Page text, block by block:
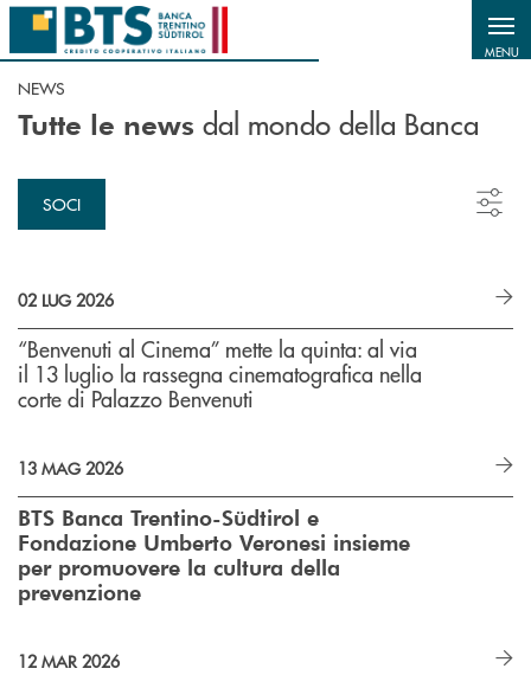
Salta al contenuto principale
MENU
NEWS
Tutte le news dal mondo della Banca
SOCI
02 LUG 2026
“Benvenuti al Cinema” mette la quinta: al via
il 13 luglio la rassegna cinematografica nella
corte di Palazzo Benvenuti
13 MAG 2026
BTS Banca Trentino-Südtirol e
Fondazione Umberto Veronesi insieme
per promuovere la cultura della
prevenzione
12 MAR 2026